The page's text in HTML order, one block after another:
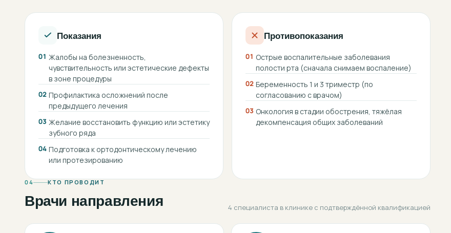
Показания
01 Жалобы на болезненность,
чувствительность или эстетические дефекты
в зоне процедуры
02 Профилактика осложнений после
предыдущего лечения
03 Желание восстановить функцию или эстетику
зубного ряда
04 Подготовка к ортодонтическому лечению
или протезированию
Противопоказания
01 Острые воспалительные заболевания
полости рта (сначала снимаем воспаление)
02 Беременность 1 и 3 триместр (по
согласованию с врачом)
03 Онкология в стадии обострения, тяжёлая
декомпенсация общих заболеваний
04 КТО ПРОВОДИТ
Врачи направления 4 специалиста в клинике с подтверждённой квалификацией